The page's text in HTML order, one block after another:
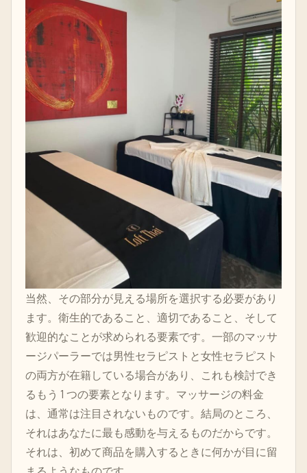
当然、その部分が見える場所を選択する必要があり
ます。衛生的であること、適切であること、そして
歓迎的なことが求められる要素です。一部のマッサ
ージパーラーでは男性セラピストと女性セラピスト
の両方が在籍している場合があり、これも検討でき
るもう 1 つの要素となります。マッサージの料金
は、通常は注目されないものです。結局のところ、
それはあなたに最も感動を与えるものだからです。
それは、初めて商品を購入するときに何かが目に留